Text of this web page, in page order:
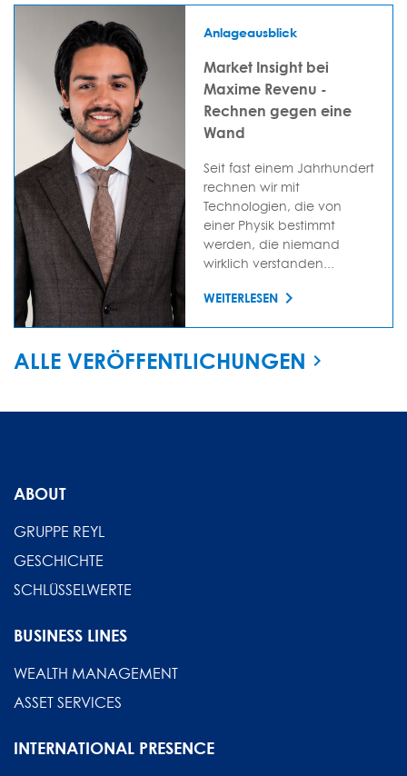
Anlageausblick
Market Insight bei
Maxime Revenu -
Rechnen gegen eine
Wand
Seit fast einem Jahrhundert
rechnen wir mit
Technologien, die von
einer Physik bestimmt
werden, die niemand
wirklich verstanden...
WEITERLESEN
ALLE VERÖFFENTLICHUNGEN
ABOUT
GRUPPE REYL
GESCHICHTE
SCHLÜSSELWERTE
BUSINESS LINES
WEALTH MANAGEMENT
ASSET SERVICES
INTERNATIONAL PRESENCE